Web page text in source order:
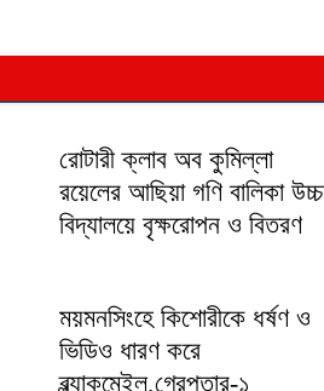
রোটারী ক্লাব অব কুমিল্লা
রয়েলের আছিয়া গণি বালিকা উচ্চ
বিদ্যালয়ে বৃক্ষরোপন ও বিতরণ
ময়মনসিংহে কিশোরীকে ধর্ষণ ও
ভিডিও ধারণ করে
ব্ল্যাকমেইল,গ্রেপ্তার-১